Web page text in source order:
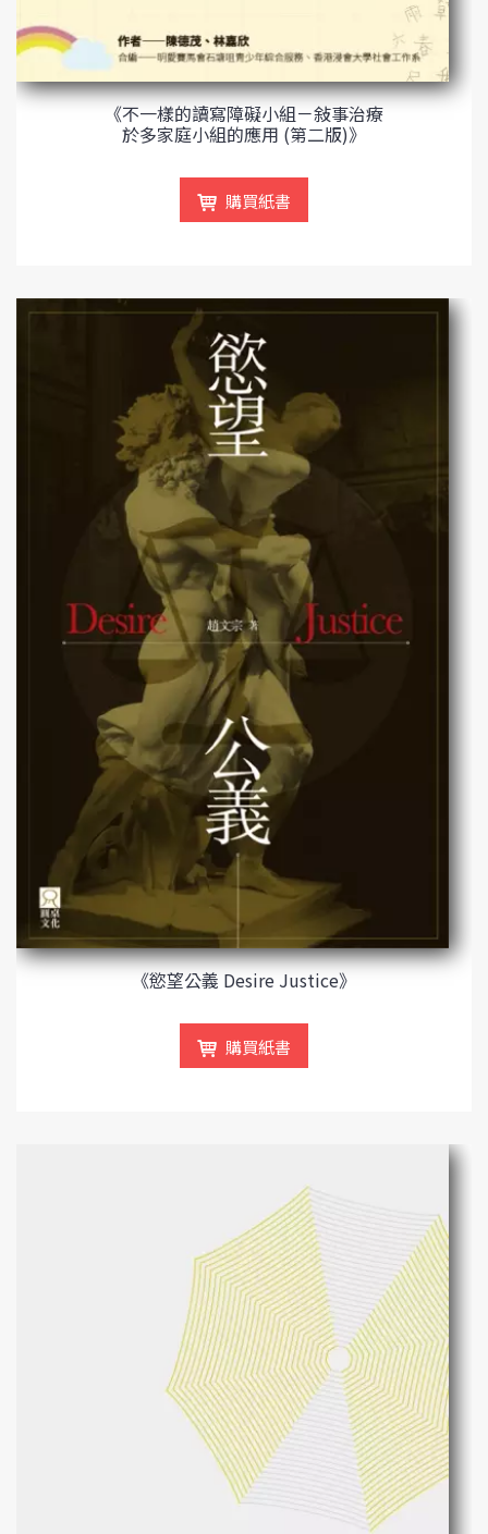
《不一樣的讀寫障礙小組－敍事治療
於多家庭小組的應用 (第二版)》
購買紙書
《慾望公義 Desire Justice》
購買紙書